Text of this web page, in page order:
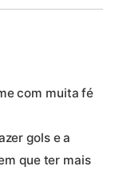
com muita fé
gols e a
que ter mais